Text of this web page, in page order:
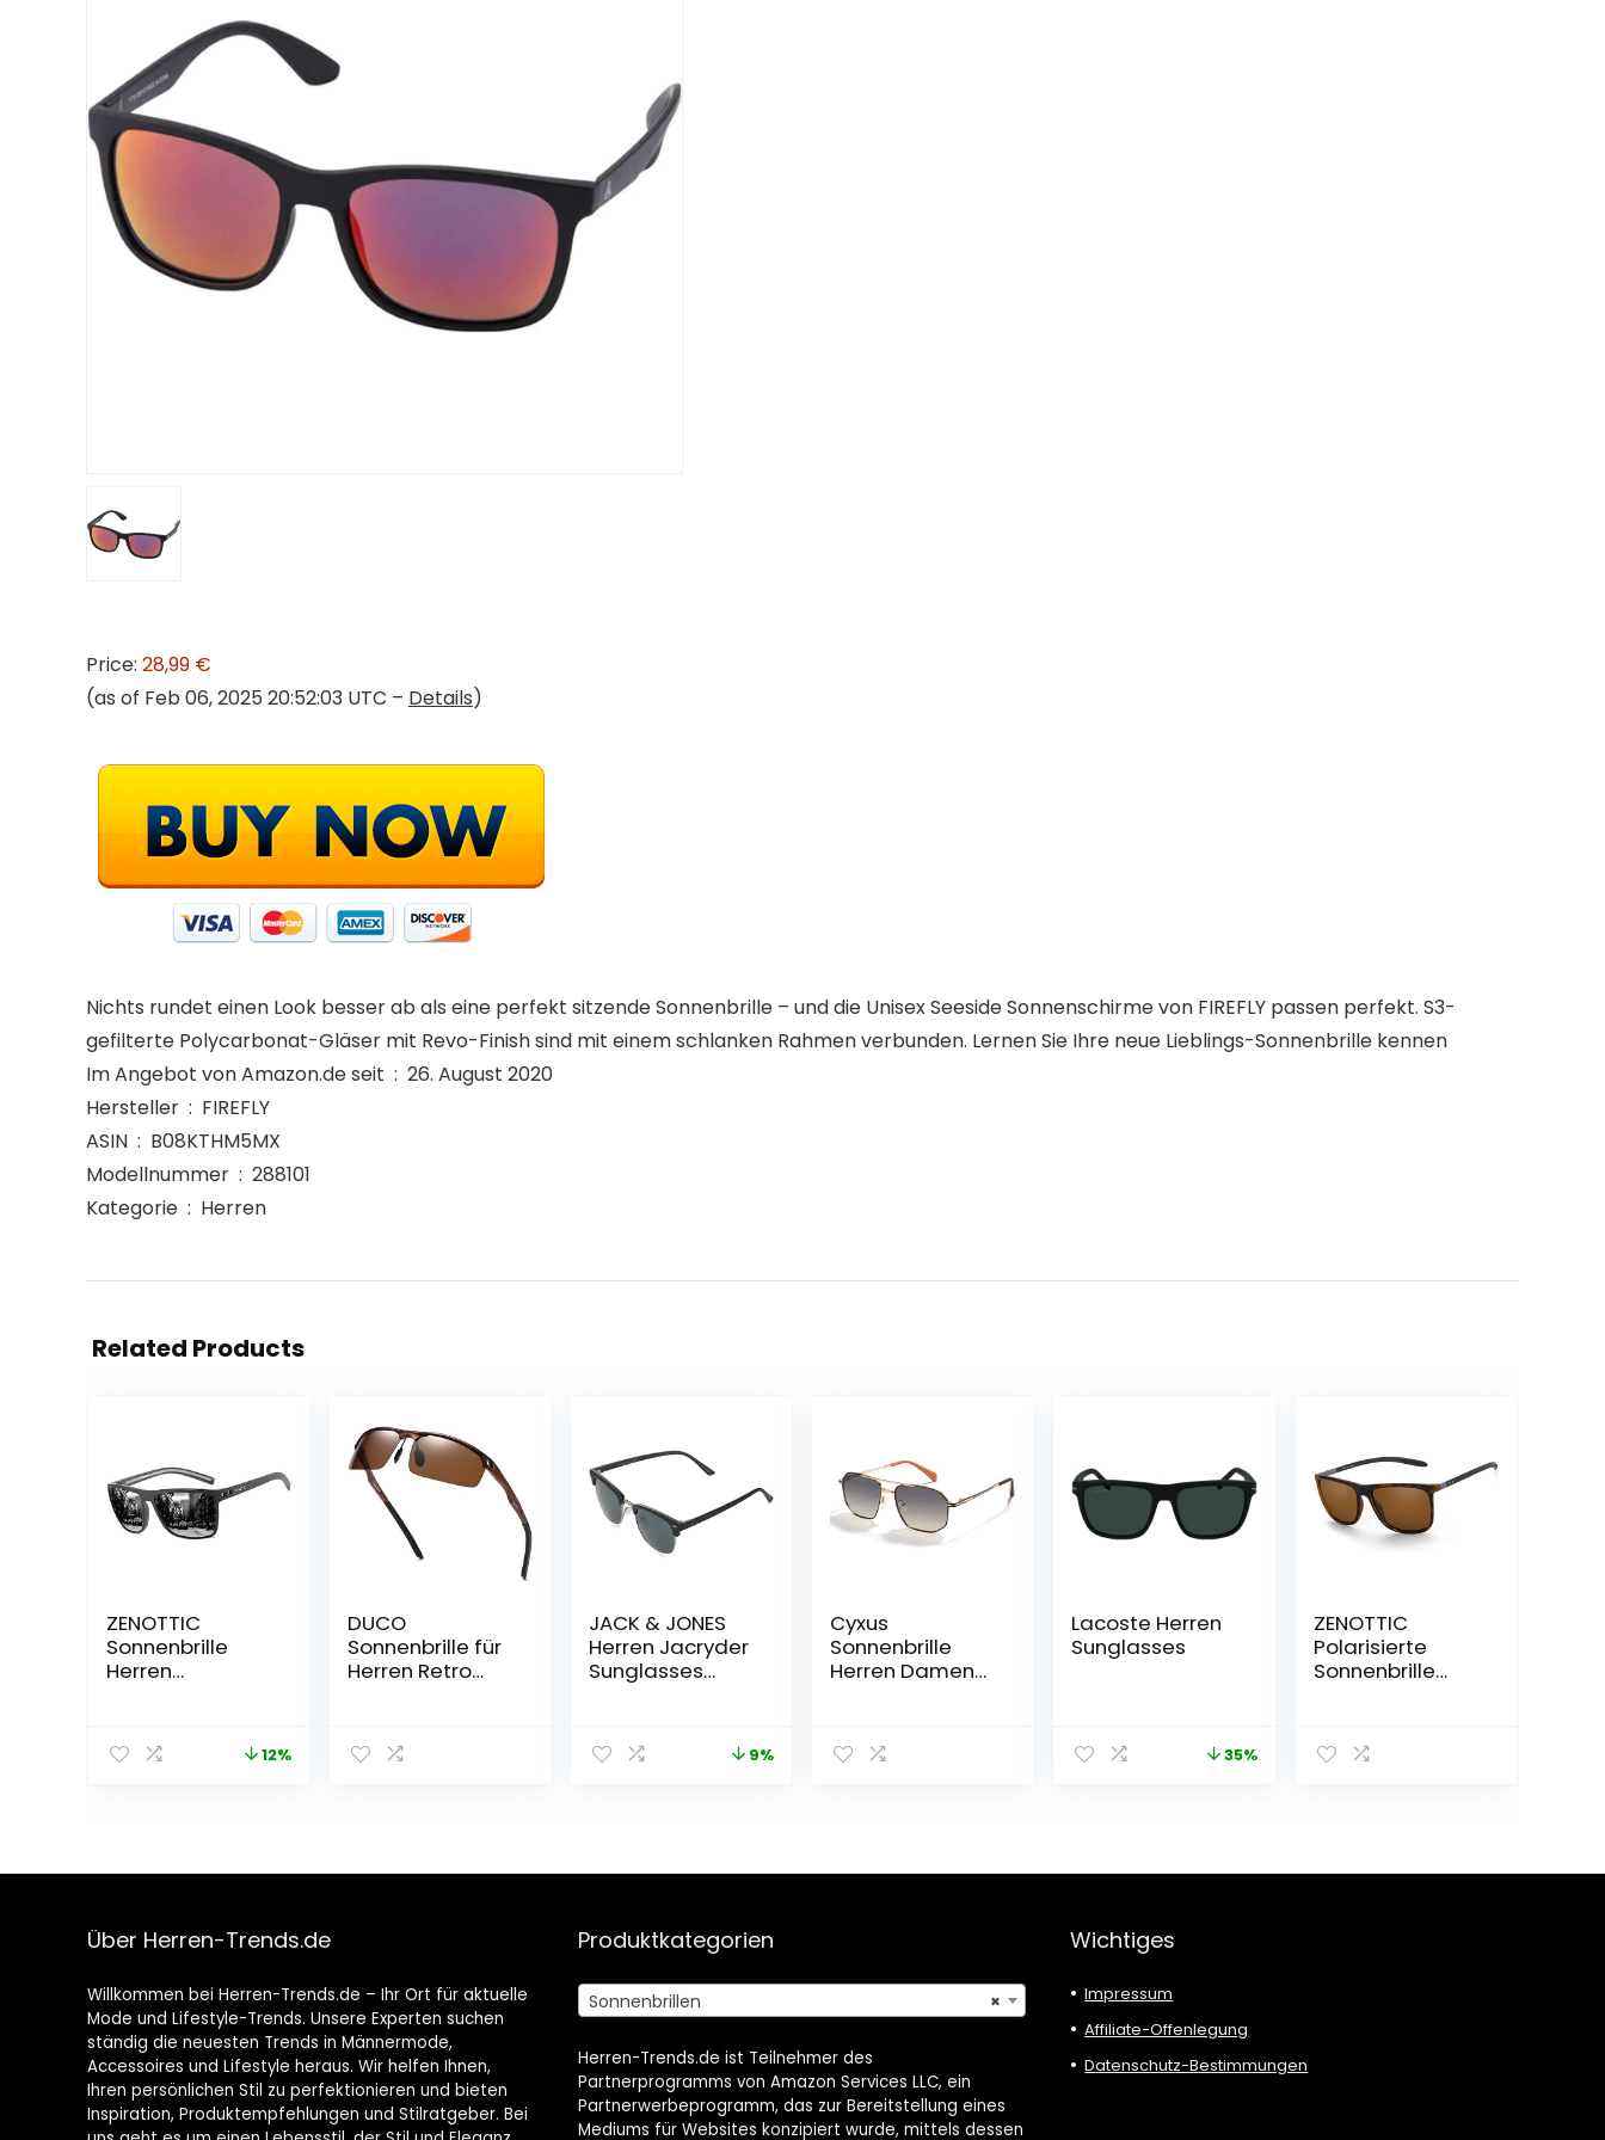
Price: 28,99 €
(as of Feb 06, 2025 20:52:03 UTC – Details)
Nichts rundet einen Look besser ab als eine perfekt sitzende Sonnenbrille – und die Unisex Seeside Sonnenschirme von FIREFLY passen perfekt. S3-
gefilterte Polycarbonat-Gläser mit Revo-Finish sind mit einem schlanken Rahmen verbunden. Lernen Sie Ihre neue Lieblings-Sonnenbrille kennen
Im Angebot von Amazon.de seit ‏ : ‎ 26. August 2020
Hersteller ‏ : ‎ FIREFLY
ASIN ‏ : ‎ B08KTHM5MX
Modellnummer ‏ : ‎ 288101
Kategorie ‏ : ‎ Herren
Related Products
ZENOTTIC
Sonnenbrille
Herren
Rahmen UV400
Schutz Quadrat12%
DUCO
Sonnenbrille für
Herren Retro
Ultraleichte
Sportbrille Al-Mg
JACK & JONES
Herren Jacryder
Sunglasses
9%
Cyxus
Sonnenbrille
Herren Damen
Sonnenbrille
Outdoor UV 400
Lacoste Herren
Sunglasses
35%
ZENOTTIC
Polarisierte
Sonnenbrille
Bügel
Quadratische
Über Herren-Trends.de
Willkommen bei Herren-Trends.de – Ihr Ort für aktuelle
Mode und Lifestyle-Trends. Unsere Experten suchen
ständig die neuesten Trends in Männermode,
Accessoires und Lifestyle heraus. Wir helfen Ihnen,
Ihren persönlichen Stil zu perfektionieren und bieten
Inspiration, Produktempfehlungen und Stilratgeber. Bei
Produktkategorien
×
Sonnenbrillen
Herren-Trends.de ist Teilnehmer des
Partnerprogramms von Amazon Services LLC, ein
Partnerwerbeprogramm, das zur Bereitstellung eines
Mediums für Websites konzipiert wurde, mittels dessen
Wichtiges
Impressum
Affiliate-Offenlegung
Datenschutz-Bestimmungen